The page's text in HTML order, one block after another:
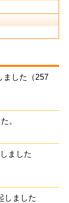
ました（257
。
ました
しました